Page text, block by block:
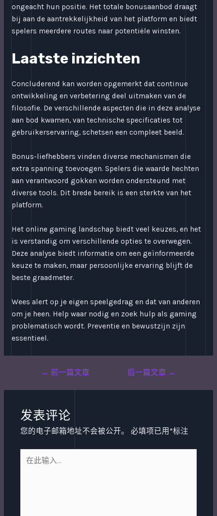
ongeacht hun positie. Het totale bonusaanbod draagt
bij aan de aantrekkelijkheid van het platform en biedt
spelers meerdere routes naar potentiële winsten.
Laatste inzichten
Concluderend kan worden opgemerkt dat continue
ontwikkeling en verbetering deel uitmaken van de
filosofie. De verschillende aspecten die in deze analyse
aan bod kwamen, van technische specificaties tot
gebruikerservaring, schetsen een compleet beeld.
Bonus-liefhebbers vinden diverse mechanismen die
extra spanning toevoegen. Spelers die waarde hechten
aan verantwoord gokken worden ondersteund met
diverse tools. Dit brede bereik is een sterkte van het
platform.
Het online gaming landschap biedt veel keuzes, en het
is verstandig om verschillende opties te overwegen.
Deze analyse biedt informatie om een geïnformeerde
keuze te maken, maar persoonlijke ervaring blijft de
beste graadmeter.
Wees alert op je eigen speelgedrag en dat van anderen
om je heen. Help waar nodig en zoek hulp als gaming
problematisch wordt. Preventie en bewustzijn zijn
essentieel.
Post← 前一篇文章 后一篇文章 →
发表评论
您的电子邮箱地址不会被公开。 必填项已用 *标注